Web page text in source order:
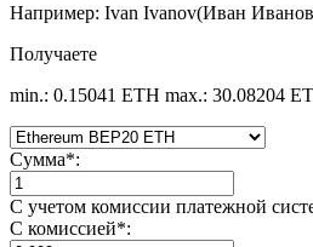
Например: Ivan Ivanov(Иван
Получаете
min.: 0.15041 ETH max.: 30.08204
Сумма*:
С учетом комиссии платежной
С комиссией*: